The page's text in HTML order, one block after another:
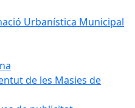
Urbanística Municipal
de les Masies de